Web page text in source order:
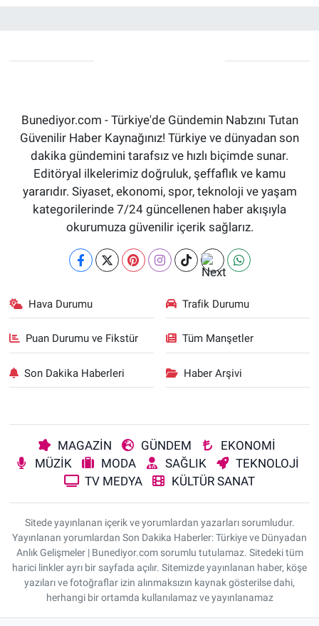
Bunediyor.com - Türkiye'de Gündemin Nabzını Tutan
Güvenilir Haber Kaynağınız! Türkiye ve dünyadan son
dakika gündemini tarafsız ve hızlı biçimde sunar.
Editöryal ilkelerimiz doğruluk, şeffaflık ve kamu
yararıdır. Siyaset, ekonomi, spor, teknoloji ve yaşam
kategorilerinde 7/24 güncellenen haber akışıyla
okurumuza güvenilir içerik sağlarız.
Hava Durumu Trafik Durumu
Puan Durumu ve Fikstür Tüm Manşetler
Son Dakika Haberleri Haber Arşivi
MAGAZİN GÜNDEM
EKONOMİ
MÜZİK
MODA SAĞLIK
TEKNOLOJİ
TV MEDYA
KÜLTÜR SANAT
Sitede yayınlanan içerik ve yorumlardan yazarları sorumludur.
Yayınlanan yorumlardan Son Dakika Haberler: Türkiye ve Dünyadan
Anlık Gelişmeler | Bunediyor.com sorumlu tutulamaz. Sitedeki tüm
harici linkler ayrı bir sayfada açılır. Sitemizde yayınlanan haber, köşe
yazıları ve fotoğraflar izin alınmaksızın kaynak gösterilse dahi,
herhangi bir ortamda kullanılamaz ve yayınlanamaz